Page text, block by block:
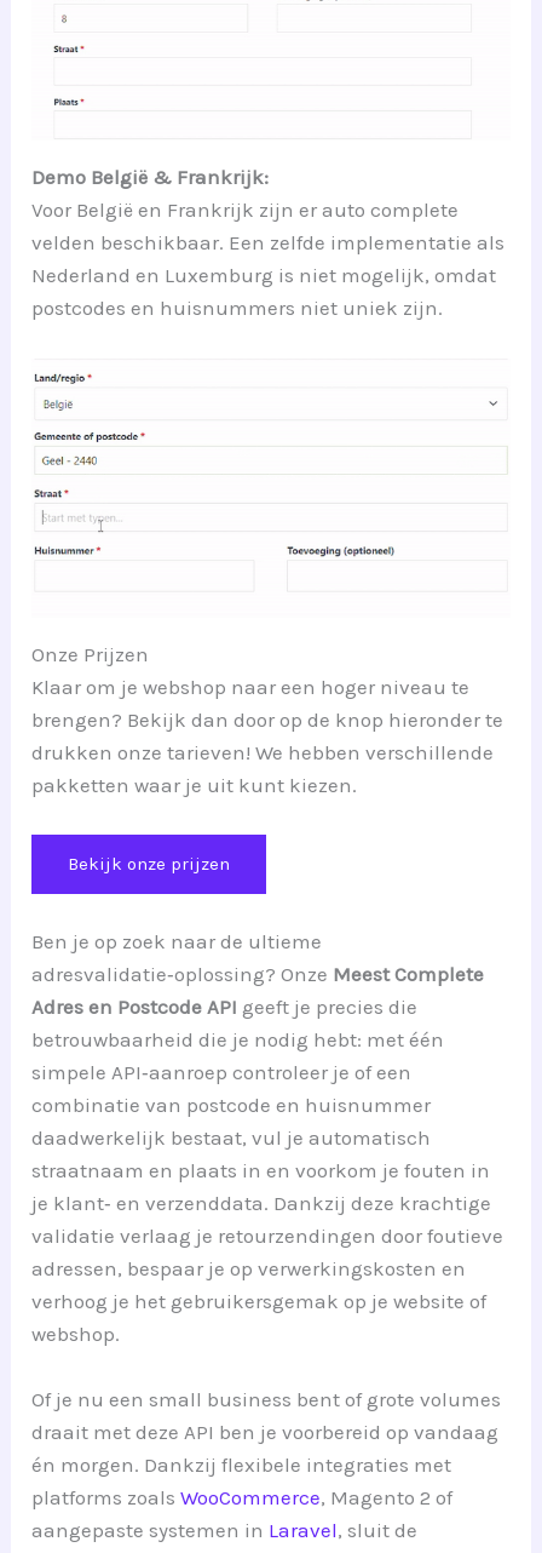
Demo België & Frankrijk:
Voor België en Frankrijk zijn er auto complete
velden beschikbaar. Een zelfde implementatie als
Nederland en Luxemburg is niet mogelijk, omdat
postcodes en huisnummers niet uniek zijn.
Onze Prijzen
Klaar om je webshop naar een hoger niveau te
brengen? Bekijk dan door op de knop hieronder te
drukken onze tarieven! We hebben verschillende
pakketten waar je uit kunt kiezen.
Bekijk onze prijzen
Ben je op zoek naar de ultieme
adresvalidatie‑oplossing? Onze Meest Complete
Adres en Postcode API geeft je precies die
betrouwbaarheid die je nodig hebt: met één
simpele API‑aanroep controleer je of een
combinatie van postcode en huisnummer
daadwerkelijk bestaat, vul je automatisch
straatnaam en plaats in en voorkom je fouten in
je klant‑ en verzenddata. Dankzij deze krachtige
validatie verlaag je retourzendingen door foutieve
adressen, bespaar je op verwerkingskosten en
verhoog je het gebruikersgemak op je website of
webshop.
Of je nu een small business bent of grote volumes
draait met deze API ben je voorbereid op vandaag
én morgen. Dankzij flexibele integraties met
platforms zoalsWooCommerce, Magento 2 of
aangepaste systemen in Laravel, sluit de